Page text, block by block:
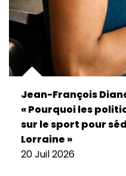
Jean-François
« Pourquoi les
sur le sport pour
Lorraine »
20 Juil 2026